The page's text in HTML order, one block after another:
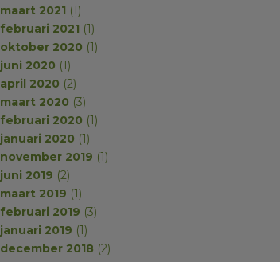
maart 2021 (1)
februari 2021 (1)
oktober 2020 (1)
juni 2020 (1)
april 2020 (2)
maart 2020 (3)
februari 2020 (1)
januari 2020 (1)
november 2019 (1)
juni 2019 (2)
maart 2019 (1)
februari 2019 (3)
januari 2019 (1)
december 2018 (2)